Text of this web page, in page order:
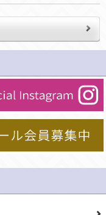
(5)業務を円滑に進めるために、外部業者に個人データの一部又は全部の処理を委託する場合（ただし、委託する場合は委託した個人データの安全管理が図られるように、委託先に対する必要かつ適切な監督を行ないます）。
当社への個人情報の提供はお客様の任意ですが、必要な個人情報をご提供いただけない場合、当社のサービス等が利用できない場合がありますのでご了承下さい。
個人情報の取得